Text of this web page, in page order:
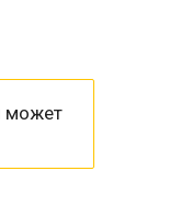
может